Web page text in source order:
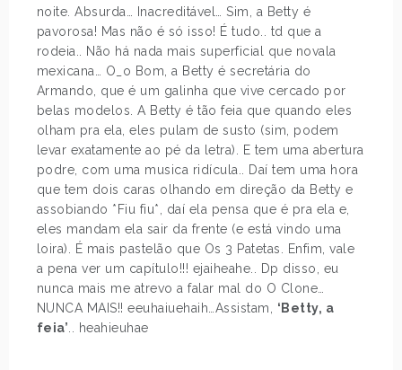
noite. Absurda… Inacreditável… Sim, a Betty é
pavorosa! Mas não é só isso! É tudo.. td que a
rodeia.. Não há nada mais superficial que novala
mexicana… O_o Bom, a Betty é secretária do
Armando, que é um galinha que vive cercado por
belas modelos. A Betty é tão feia que quando eles
olham pra ela, eles pulam de susto (sim, podem
levar exatamente ao pé da letra). E tem uma abertura
podre, com uma musica ridícula.. Daí tem uma hora
que tem dois caras olhando em direção da Betty e
assobiando *Fiu fiu*, daí ela pensa que é pra ela e,
eles mandam ela sair da frente (e está vindo uma
loira). É mais pastelão que Os 3 Patetas. Enfim, vale
a pena ver um capítulo!!! ejaiheahe.. Dp disso, eu
nunca mais me atrevo a falar mal do O Clone…
NUNCA MAIS!! eeuhaiuehaih…Assistam, ‘Betty, a
feia’ .. heahieuhae
SABE QUANDO VC SENTE
NO
NHAAAI VOLTEI!!!! VOLTEI
DE ITUPEVA!!!